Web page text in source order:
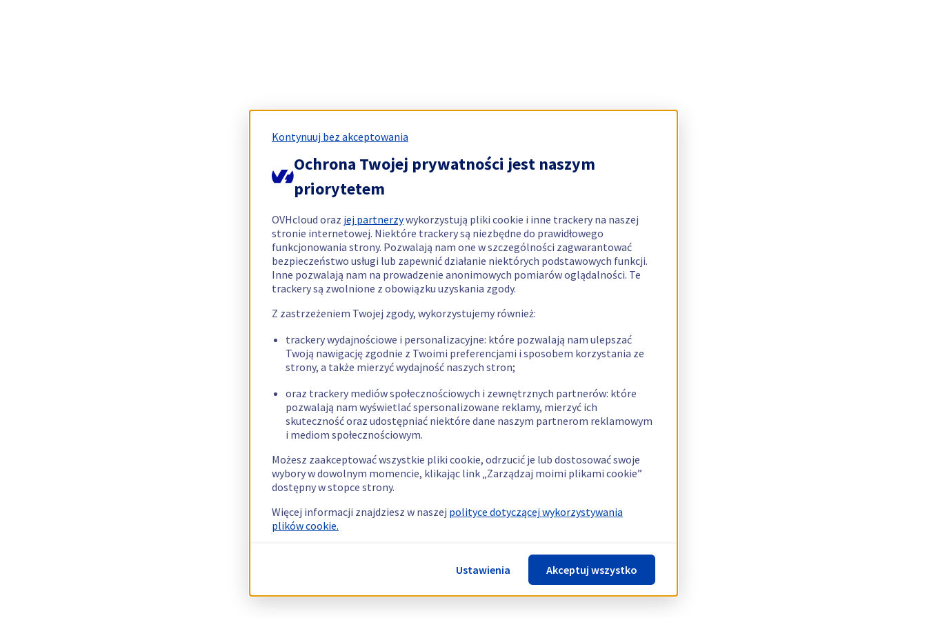
Kontynuuj bez akceptowania
Ochrona Twojej prywatności jest naszym
priorytetem
OVHcloud oraz jej partnerzywykorzystują pliki cookie i inne trackery na naszej
stronie internetowej. Niektóre trackery są niezbędne do prawidłowego
funkcjonowania strony. Pozwalają nam one w szczególności zagwarantować
bezpieczeństwo usługi lub zapewnić działanie niektórych podstawowych funkcji.
Inne pozwalają nam na prowadzenie anonimowych pomiarów oglądalności. Te
trackery są zwolnione z obowiązku uzyskania zgody.
Z zastrzeżeniem Twojej zgody, wykorzystujemy również:
trackery wydajnościowe i personalizacyjne: które pozwalają nam ulepszać
Twoją nawigację zgodnie z Twoimi preferencjami i sposobem korzystania ze
strony, a także mierzyć wydajność naszych stron;
oraz trackery mediów społecznościowych i zewnętrznych partnerów: które
pozwalają nam wyświetlać spersonalizowane reklamy, mierzyć ich
skuteczność oraz udostępniać niektóre dane naszym partnerom reklamowym
i mediom społecznościowym.
Możesz zaakceptować wszystkie pliki cookie, odrzucić je lub dostosować swoje
wybory w dowolnym momencie, klikając link „Zarządzaj moimi plikami cookie”
dostępny w stopce strony.
Więcej informacji znajdziesz w naszej polityce dotyczącej wykorzystywania
plików cookie.
Ustawienia Akceptuj wszystko